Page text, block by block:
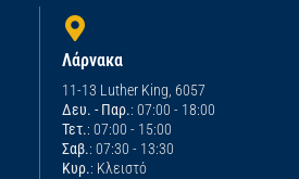
Λάρνακα
11-13 Luther King, 6057
Δευ. - Παρ.: 07:00 - 18:00
Τετ.: 07:00 - 15:00
Σαβ.: 07:30 - 13:30
Κυρ.: Κλειστό